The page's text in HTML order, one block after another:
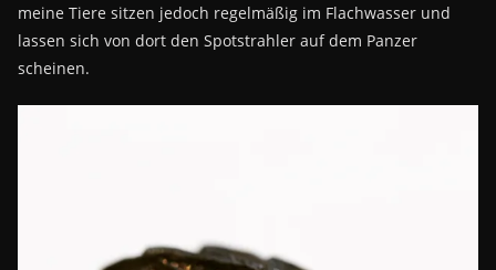
meine Tiere sitzen jedoch regelmäßig im Flachwasser und
lassen sich von dort den Spotstrahler auf dem Panzer
scheinen.